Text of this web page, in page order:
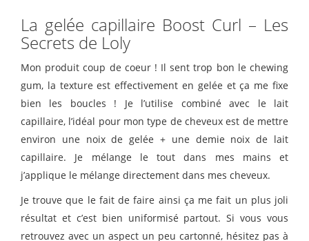
La gelée capillaire Boost Curl – Les
Secrets de Loly
Mon produit coup de coeur ! Il sent trop bon le chewing
gum, la texture est effectivement en gelée et ça me fixe
bien les boucles ! Je l’utilise combiné avec le lait
capillaire, l’idéal pour mon type de cheveux est de mettre
environ une noix de gelée + une demie noix de lait
capillaire. Je mélange le tout dans mes mains et
j’applique le mélange directement dans mes cheveux.
Je trouve que le fait de faire ainsi ça me fait un plus joli
résultat et c’est bien uniformisé partout. Si vous vous
retrouvez avec un aspect un peu cartonné, hésitez pas à